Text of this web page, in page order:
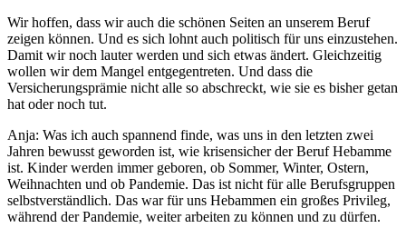
Wir hoffen, dass wir auch die schönen Seiten an unserem Beruf
zeigen können. Und es sich lohnt auch politisch für uns einzustehen.
Damit wir noch lauter werden und sich etwas ändert. Gleichzeitig
wollen wir dem Mangel entgegentreten. Und dass die
Versicherungsprämie nicht alle so abschreckt, wie sie es bisher getan
hat oder noch tut.
Anja: Was ich auch spannend finde, was uns in den letzten zwei
Jahren bewusst geworden ist, wie krisensicher der Beruf Hebamme
ist. Kinder werden immer geboren, ob Sommer, Winter, Ostern,
Weihnachten und ob Pandemie. Das ist nicht für alle Berufsgruppen
selbstverständlich. Das war für uns Hebammen ein großes Privileg,
während der Pandemie, weiter arbeiten zu können und zu dürfen.